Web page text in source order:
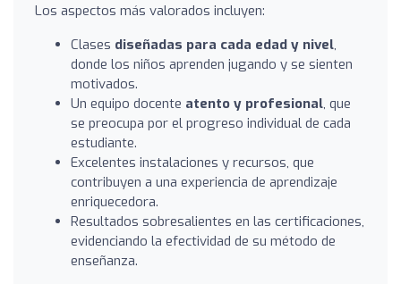
Los aspectos más valorados incluyen:
Clases diseñadas para cada edad y nivel,
donde los niños aprenden jugando y se sienten
motivados.
Un equipo docente atento y profesional, que
se preocupa por el progreso individual de cada
estudiante.
Excelentes instalaciones y recursos, que
contribuyen a una experiencia de aprendizaje
enriquecedora.
Resultados sobresalientes en las certificaciones,
evidenciando la efectividad de su método de
enseñanza.